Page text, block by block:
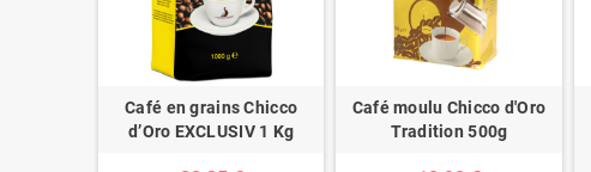
Café en grains Chicco
d’Oro EXCLUSIV 1 Kg
Café moulu Chicco d'Oro
Tradition 500g